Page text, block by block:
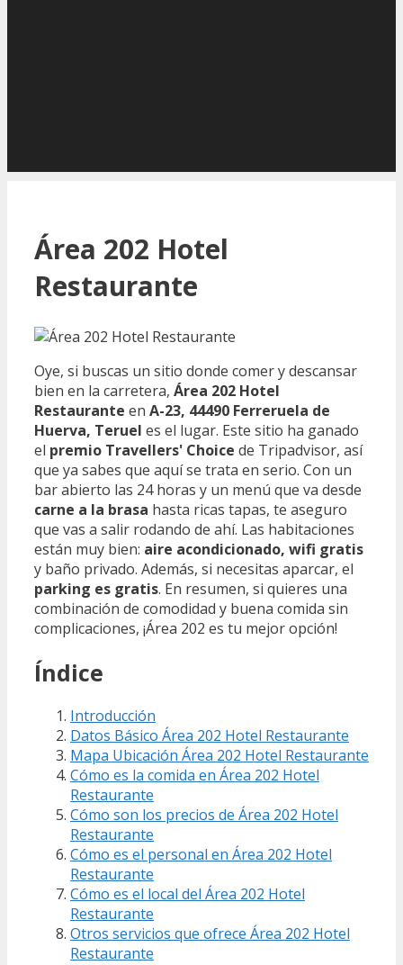
Área 202 Hotel
Restaurante
Oye, si buscas un sitio donde comer y descansar
bien en la carretera, Área 202 Hotel
Restaurante en A-23, 44490 Ferreruela de
Huerva, Teruel es el lugar. Este sitio ha ganado
el premio Travellers' Choice de Tripadvisor, así
que ya sabes que aquí se trata en serio. Con un
bar abierto las 24 horas y un menú que va desde
carne a la brasa hasta ricas tapas, te aseguro
que vas a salir rodando de ahí. Las habitaciones
están muy bien: aire acondicionado, wifi gratis
y baño privado. Además, si necesitas aparcar, el
parking es gratis. En resumen, si quieres una
combinación de comodidad y buena comida sin
complicaciones, ¡Área 202 es tu mejor opción!
Índice
Introducción
Datos Básico Área 202 Hotel Restaurante
Mapa Ubicación Área 202 Hotel Restaurante
Cómo es la comida en Área 202 Hotel
Restaurante
Cómo son los precios de Área 202 Hotel
Restaurante
Cómo es el personal en Área 202 Hotel
Restaurante
Cómo es el local del Área 202 Hotel
Restaurante
Otros servicios que ofrece Área 202 Hotel
Restaurante